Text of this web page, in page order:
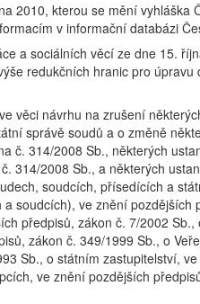
2010, kterou se mění vyhláška
v informační databázi
a sociálních věcí ze dne 15.
redukčních hranic pro
věci návrhu na zrušení
správě soudů a o změně
č. 314/2008 Sb., některých
314/2008 Sb., a některých
soudcích, přísedících a
soudcích), ve znění
předpisů, zákon č. 7/2002
zákon č. 349/1999 Sb., o
Sb., o státním zastupitelství,
ve znění pozdějších